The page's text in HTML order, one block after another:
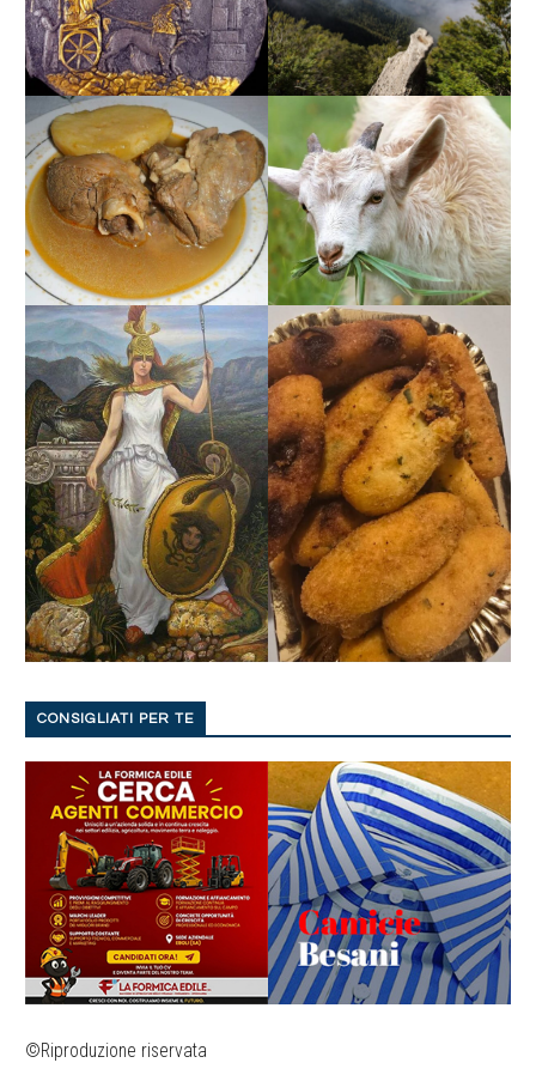
CONSIGLIATI PER TE
©Riproduzione riservata